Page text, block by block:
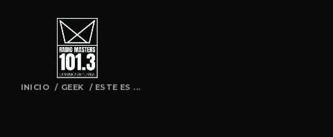
INICIO / GEEK / ESTE ES ...